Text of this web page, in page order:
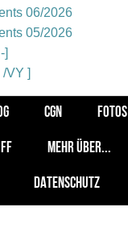
06/2026
05/2026
]
VY ]
CGN FOTOS
MEHR ÜBER...
DATENSCHUTZ